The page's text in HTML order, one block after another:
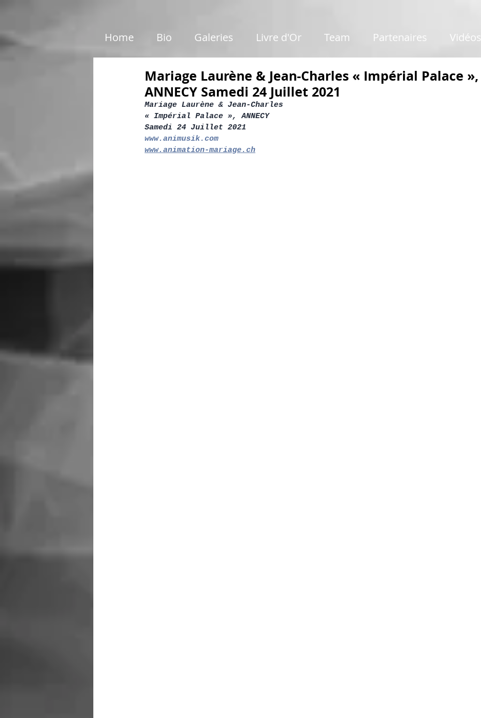
Home Bio Galeries Livre d'Or Team Partenaires Vidéos
Mariage Laurène & Jean-Charles « Impérial Palace »,
ANNECY Samedi 24 Juillet 2021
Mariage Laurène & Jean-Charles
« Impérial Palace », ANNECY
Samedi 24 Juillet 2021
www.animusik.com
www.animation-mariage.ch